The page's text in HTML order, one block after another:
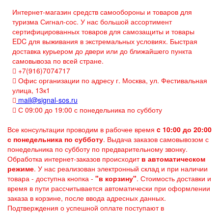
Интернет-магазин средств самообороны и товаров для
туризма Сигнал-сос. У нас большой ассортимент
сертифицированных товаров для самозащиты и товары
EDC для выживания в экстремальных условиях. Быстрая
доставка курьером до двери или до ближайшего пункта
самовывоза по всей стране.
+7(916)7074717
Офис организации по адресу г. Москва, ул. Фестивальная
улица, 13к1
mail@signal-sos.ru
С 09:00 до 19:00 с понедельника по субботу
Все консультации проводим в рабочее время c 10:00 до 20:00
с понедельника по субботу. Выдача заказов самовывозом с
понедельника по субботу по предварительному звонку.
Обработка интернет-заказов происходит в автоматическом
режиме. У нас реализован электронный склад и при наличии
товара - доступна кнопка - "в корзину". Стоимость доставки и
время в пути рассчитывается автоматически при оформлении
заказа в корзине, после ввода адресных данных.
Подтверждения о успешной оплате поступают в